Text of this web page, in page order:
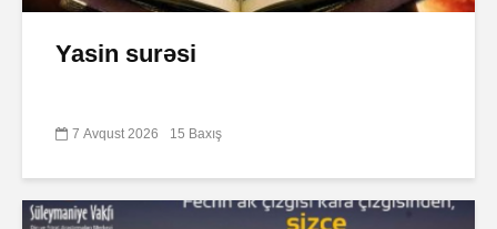
Yasin surəsi
7 Avqust 2026 15 Baxış